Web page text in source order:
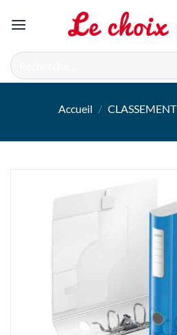
Recherche
pour :
Accueil / CLASSEMENT